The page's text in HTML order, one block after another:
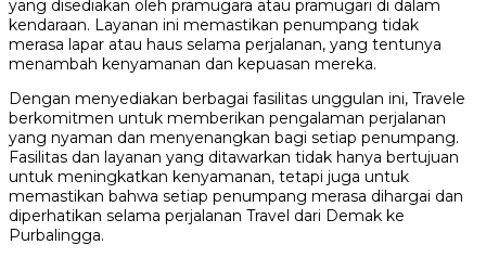
yang disediakan oleh pramugara atau pramugari di dalam
kendaraan. Layanan ini memastikan penumpang tidak
merasa lapar atau haus selama perjalanan, yang tentunya
menambah kenyamanan dan kepuasan mereka.
Dengan menyediakan berbagai fasilitas unggulan ini, Travele
berkomitmen untuk memberikan pengalaman perjalanan
yang nyaman dan menyenangkan bagi setiap penumpang.
Fasilitas dan layanan yang ditawarkan tidak hanya bertujuan
untuk meningkatkan kenyamanan, tetapi juga untuk
memastikan bahwa setiap penumpang merasa dihargai dan
diperhatikan selama perjalanan Travel dari Demak ke
Purbalingga.